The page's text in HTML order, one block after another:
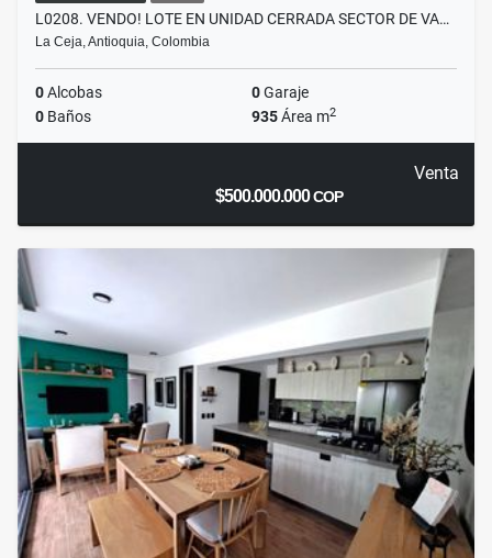
L0208. VENDO! LOTE EN UNIDAD CERRADA SECTOR DE VA…
La Ceja, Antioquia, Colombia
0Alcobas 0Garaje
0 Baños 935Área m2
Venta
$500.000.000COP